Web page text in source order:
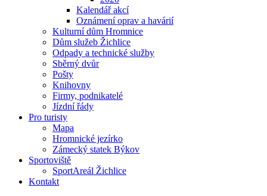
Kalendář akcí
Oznámení oprav a havárií
Kulturní dům Hromnice
Dům služeb Žichlice
Odpady a technické služby
Sběrný dvůr
Pošty
Knihovny
Firmy, podnikatelé
Jízdní řády
Pro turisty
Mapa
Hromnické jezírko
Zámecký statek Býkov
Sportoviště
SportAreál Žichlice
Kontakt